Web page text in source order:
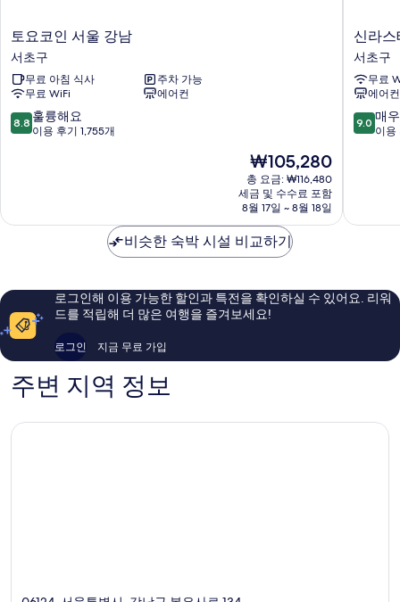
토
요
코
인
서
울
강
토요코인 서울 강남
서초구
무료 아침 식사
주차 가능
무료 WiFi
에어컨
10
점
훌
이
후
기
8.8 훌륭해요
이용 후기 1,755개
현
재
요
금
₩105,280
₩105,280
총 요금: ₩116,480
세금 및 수수료 포함
8월 17일 ~ 8월 18일
신
라
스
테
이
서
초
구
신라
서초구
무료
에어컨
10
점
매
해
요,
9.0 매
이용
비슷한 숙박 시설 비교하기
로그인해 이용 가능한 할인과 특전을 확인하실 수 있어요. 리워
드를 적립해 더 많은 여행을 즐겨보세요!
로그인 지금 무료 가입
주변 지역 정보